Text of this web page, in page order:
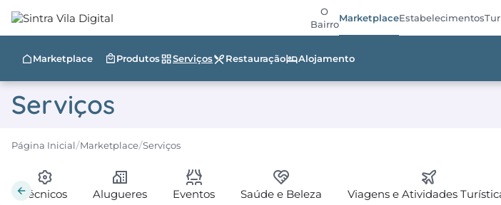
O
Bairro
MarketplaceEstabelecimentos
Marketplace Produtos Serviços Restauração Alojamento
Serviços
Página Inicial Marketplace Serviços
Técnicos Alugueres Eventos Saúde e Beleza Viagens e Atividades